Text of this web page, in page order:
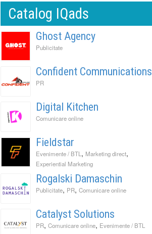
Catalog IQads
Ghost Agency
Publicitate
Confident Communications
PR
Digital Kitchen
Comunicare online
Fieldstar
Evenimente / BTL , Marketing direct,
Experiential Marketing
Rogalski Damaschin
Publicitate, PR, Comunicare online
Catalyst Solutions
PR, Comunicare online, Evenimente / BTL